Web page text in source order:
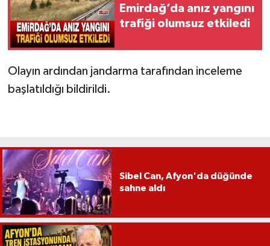
Emirdağ’da anız yangını
trafiği olumsuz etkiledi
Olayın ardından jandarma tarafından inceleme
başlatıldığı bildirildi.
Sibel Can, Afyon'da düğünde
sahne aldı